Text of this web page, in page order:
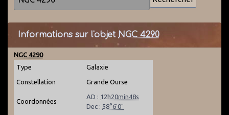
Informations sur l'objet NGC 4290
NGC 4290
Type
Galaxie
Constellation Grande Ourse
Coordonnées
AD : 12h20min48s
Dec : 58°6'0"